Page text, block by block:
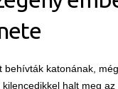
behívták katonának,
halt meg